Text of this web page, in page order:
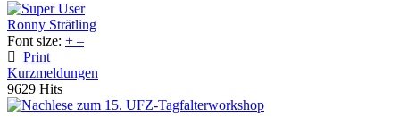
Ronny Strätling
Font size: + –
Print
Kurzmeldungen
9629 Hits